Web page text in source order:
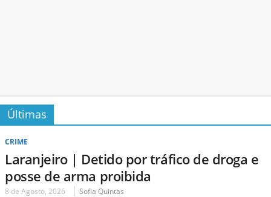
Últimas
CRIME
Laranjeiro | Detido por tráfico de droga e
posse de arma proibida
8 de Agosto, 2026 Sofia Quintas